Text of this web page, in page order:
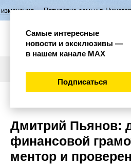
семьи в Нижегородской
Дмитрий Пьянов:
финансовой
ментор и
Самые интересные
новости и эксклюзивы —
в нашем канале МАХ
Подписаться